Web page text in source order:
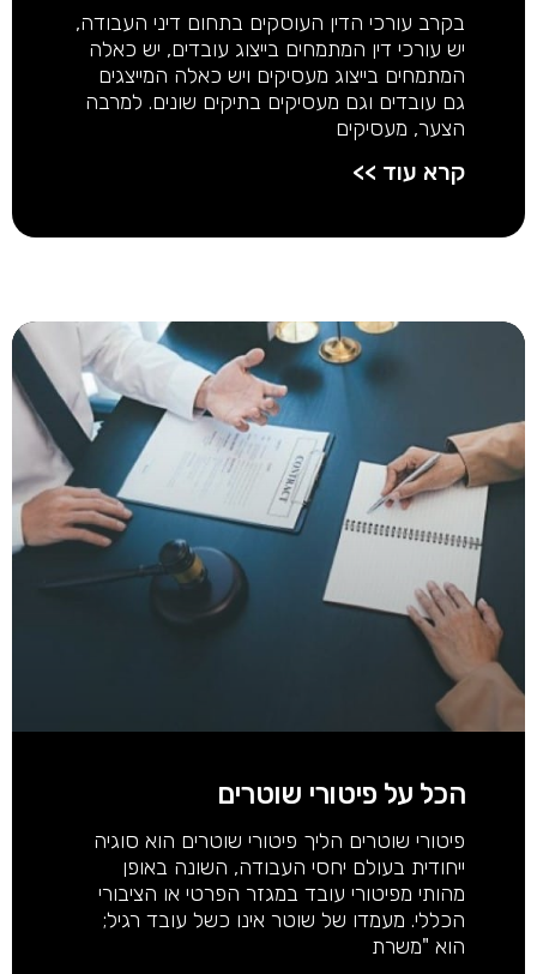
בקרב עורכי הדין העוסקים בתחום דיני העבודה,
יש עורכי דין המתמחים בייצוג עובדים, יש כאלה
המתמחים בייצוג מעסיקים ויש כאלה המייצגים
גם עובדים וגם מעסיקים בתיקים שונים. למרבה
הצער, מעסיקים
קרא עוד >>
הכל על פיטורי שוטרים
פיטורי שוטרים הליך פיטורי שוטרים הוא סוגיה
ייחודית בעולם יחסי העבודה, השונה באופן
מהותי מפיטורי עובד במגזר הפרטי או הציבורי
הכללי. מעמדו של שוטר אינו כשל עובד רגיל;
הוא "משרת